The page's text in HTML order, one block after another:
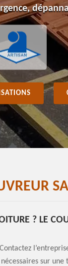
? LE
sur